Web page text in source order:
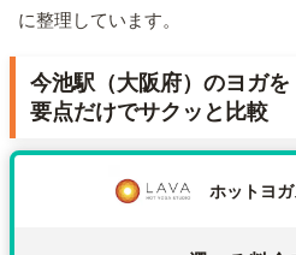
に整理しています。
今池駅（大阪府）のヨガを
要点だけでサクッと比較
ホットヨ